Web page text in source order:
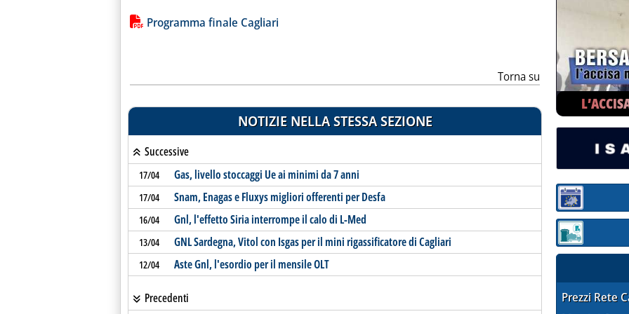
Lista allegati PDF alla notizia
Programma finale Cagliari
Torna su
NOTIZIE NELLA STESSA SEZIONE
Successive
17/04 Gas, livello stoccaggi Ue ai minimi da 7 anni
17/04 Snam, Enagas e Fluxys migliori offerenti per Desfa
16/04 Gnl, l'effetto Siria interrompe il calo di L-Med
13/04 GNL Sardegna, Vitol con Isgas per il mini rigassificatore di Cagliari
12/04 Aste Gnl, l'esordio per il mensile OLT
Precedenti
Sezione:
Sezione:
Prezzi Rete